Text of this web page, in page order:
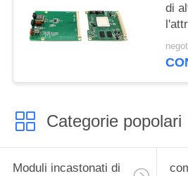
di
Categorie popolari
Moduli incastonati di